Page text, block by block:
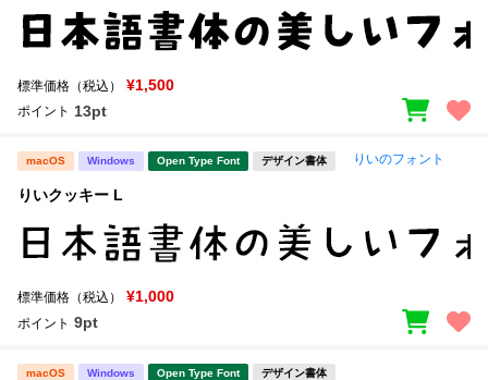
標準価格（税込） ¥1,500
ポイント 13pt
macOS Windows Open Type Font デザイン書体 りいのフォント
りいクッキー L
標準価格（税込） ¥1,000
ポイント 9pt
macOS Windows Open Type Font デザイン書体